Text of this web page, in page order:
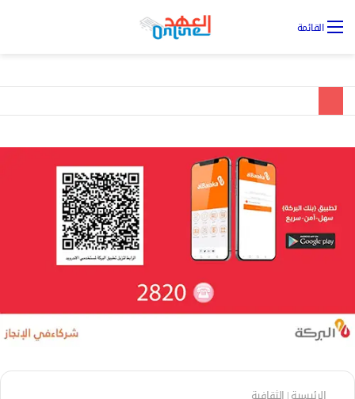
القائمة